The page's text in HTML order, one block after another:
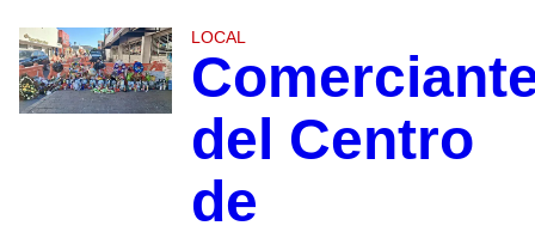
LOCAL
del Centro
de